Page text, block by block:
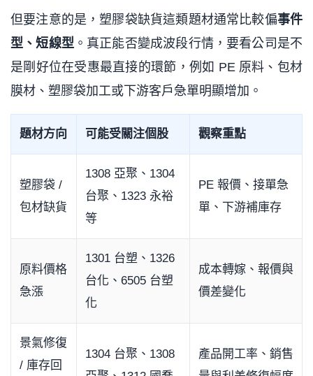
但要注意的是，塑膠袋缺貨這類題材通常比較偏事件
型、短線型。真正能否變成波段行情，要看公司是不
是剛好位在受惠最直接的環節，例如 PE 原料、包材
膜材、塑膠袋加工或下游客戶急單明顯增加。
題材方向 可能受關注個股 觀察重點
塑膠袋 /
包材缺貨
1308 亞聚、1304
台聚、1323 永裕
等
PE 報價、接單急
單、下游補庫存
原料價格
急漲
1301 台塑、1326
台化、6505 台塑
化
成本轉嫁、報價與
價差變化
景氣修復
/ 庫存回
1304 台聚、1308
產品開工率、銷售